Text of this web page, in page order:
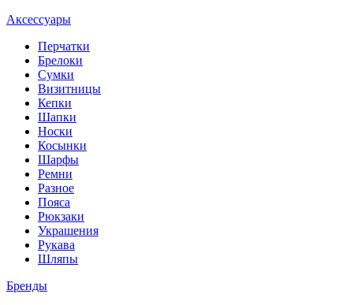
Аксессуары
Перчатки
Брелоки
Сумки
Визитницы
Кепки
Шапки
Носки
Косынки
Шарфы
Ремни
Разное
Пояса
Рюкзаки
Украшения
Рукава
Шляпы
Бренды